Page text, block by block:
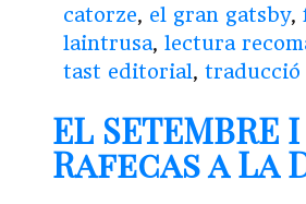
catorze, el gran gatsby,
laintrusa, lectura
tast editorial, traducció
EL
Rafecas a La